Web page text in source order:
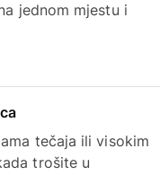
jednom mjestu i
tečaja ili visokim
trošite u